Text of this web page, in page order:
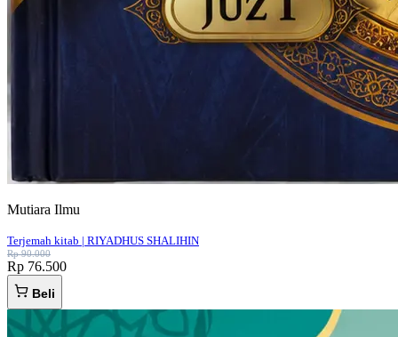
Mutiara Ilmu
Terjemah kitab | RIYADHUS SHALIHIN
Rp 90.000
Rp 76.500
Beli